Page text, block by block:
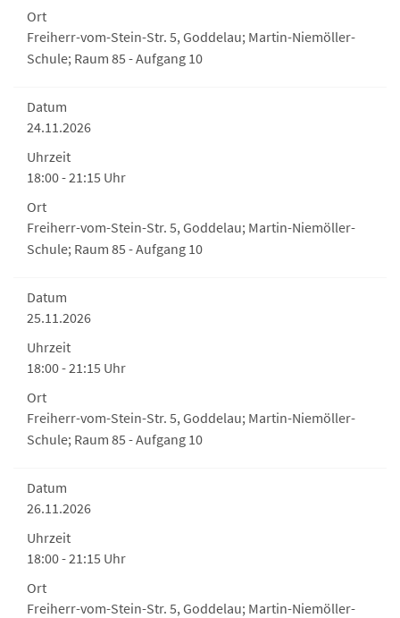
Ort
Freiherr-vom-Stein-Str. 5, Goddelau; Martin-Niemöller-
Schule; Raum 85 - Aufgang 10
Datum
24.11.2026
Uhrzeit
18:00 - 21:15 Uhr
Ort
Freiherr-vom-Stein-Str. 5, Goddelau; Martin-Niemöller-
Schule; Raum 85 - Aufgang 10
Datum
25.11.2026
Uhrzeit
18:00 - 21:15 Uhr
Ort
Freiherr-vom-Stein-Str. 5, Goddelau; Martin-Niemöller-
Schule; Raum 85 - Aufgang 10
Datum
26.11.2026
Uhrzeit
18:00 - 21:15 Uhr
Ort
Freiherr-vom-Stein-Str. 5, Goddelau; Martin-Niemöller-